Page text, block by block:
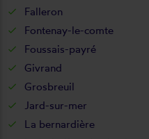
Falleron
Fontenay-le-comte
Foussais-payré
Givrand
Grosbreuil
Jard-sur-mer
La bernardière